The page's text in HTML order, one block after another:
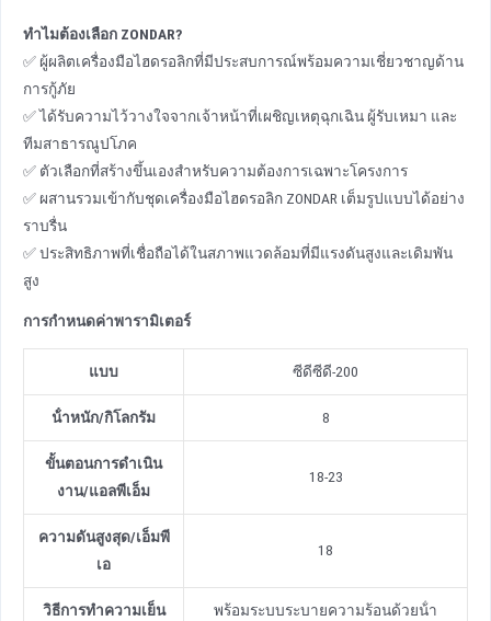
ทําไมต้องเลือก ZONDAR?
✅ ผู้ผลิตเครื่องมือไฮดรอลิกที่มีประสบการณ์พร้อมความเชี่ยวชาญด้าน
การกู้ภัย
✅ ได้รับความไว้วางใจจากเจ้าหน้าที่เผชิญเหตุฉุกเฉิน ผู้รับเหมา และ
ทีมสาธารณูปโภค
✅ ตัวเลือกที่สร้างขึ้นเองสําหรับความต้องการเฉพาะโครงการ
✅ ผสานรวมเข้ากับชุดเครื่องมือไฮดรอลิก ZONDAR เต็มรูปแบบได้อย่าง
ราบรื่น
✅ ประสิทธิภาพที่เชื่อถือได้ในสภาพแวดล้อมที่มีแรงดันสูงและเดิมพัน
สูง
การกําหนดค่าพารามิเตอร์
แบบ ซีดีซีดี-200
น้ําหนัก/กิโลกรัม 8
ขั้นตอนการดําเนิน
งาน/แอลพีเอ็ม
18-23
ความดันสูงสุด/เอ็มพี
เอ
18
วิธีการทําความเย็น พร้อมระบบระบายความร้อนด้วยน้ํา